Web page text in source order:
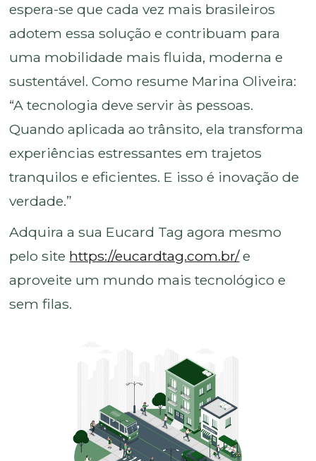
espera-se que cada vez mais brasileiros
adotem essa solução e contribuam para
uma mobilidade mais fluida, moderna e
sustentável. Como resume Marina Oliveira:
“A tecnologia deve servir às pessoas.
Quando aplicada ao trânsito, ela transforma
experiências estressantes em trajetos
tranquilos e eficientes. E isso é inovação de
verdade.”
Adquira a sua Eucard Tag agora mesmo
pelo site https://eucardtag.com.br/e
aproveite um mundo mais tecnológico e
sem filas.